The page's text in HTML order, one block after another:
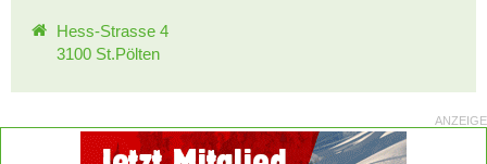
Hess-Strasse 4
3100 St.Pölten
ANZEIGE